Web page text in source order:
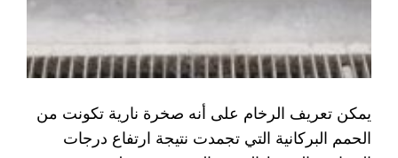
يمكن تعريف الرخام على أنه صخرة نارية تكونت من
الحمم البركانية التي تجمدت نتيجة ارتفاع درجات